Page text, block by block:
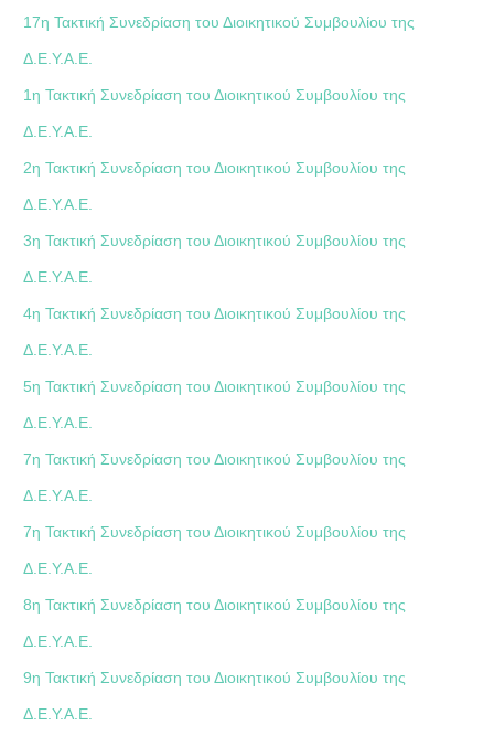
17η Τακτική Συνεδρίαση του Διοικητικού Συμβουλίου της
Δ.Ε.Υ.Α.Ε.
1η Τακτική Συνεδρίαση του Διοικητικού Συμβουλίου της
Δ.Ε.Υ.Α.Ε.
2η Τακτική Συνεδρίαση του Διοικητικού Συμβουλίου της
Δ.Ε.Υ.Α.Ε.
3η Τακτική Συνεδρίαση του Διοικητικού Συμβουλίου της
Δ.Ε.Υ.Α.Ε.
4η Τακτική Συνεδρίαση του Διοικητικού Συμβουλίου της
Δ.Ε.Υ.Α.Ε.
5η Τακτική Συνεδρίαση του Διοικητικού Συμβουλίου της
Δ.Ε.Υ.Α.Ε.
7η Τακτική Συνεδρίαση του Διοικητικού Συμβουλίου της
Δ.Ε.Υ.Α.Ε.
7η Τακτική Συνεδρίαση του Διοικητικού Συμβουλίου της
Δ.Ε.Υ.Α.Ε.
8η Τακτική Συνεδρίαση του Διοικητικού Συμβουλίου της
Δ.Ε.Υ.Α.Ε.
9η Τακτική Συνεδρίαση του Διοικητικού Συμβουλίου της
Δ.Ε.Υ.Α.Ε.